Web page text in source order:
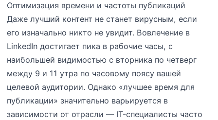
Оптимизация времени и частоты публикаций
Даже лучший контент не станет вирусным, если
его изначально никто не увидит. Вовлечение в
LinkedIn достигает пика в рабочие часы, с
наибольшей видимостью с вторника по четверг
между 9 и 11 утра по часовому поясу вашей
целевой аудитории. Однако «лучшее время для
публикации» значительно варьируется в
зависимости от отрасли — IT-специалисты часто